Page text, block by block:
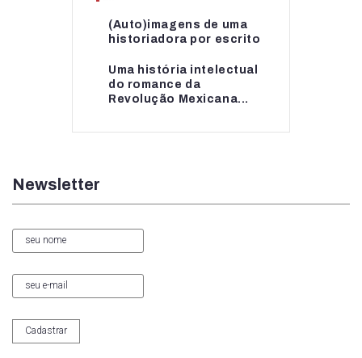
(Auto)imagens de uma
historiadora por escrito
Uma história intelectual
do romance da
Revolução Mexicana...
(Auto)imagens de uma
historiadora por escrito
Uma história intelectual
do romance da...
Newsletter